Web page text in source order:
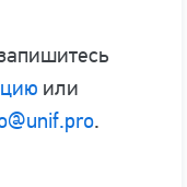
или
.